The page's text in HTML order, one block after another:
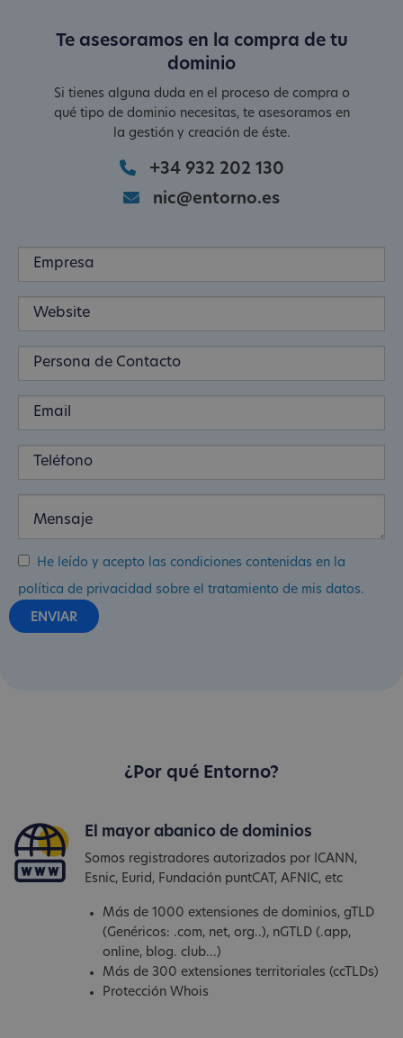
Te asesoramos en la compra de tu
dominio
Si tienes alguna duda en el proceso de compra o
qué tipo de dominio necesitas, te asesoramos en
la gestión y creación de éste.
+34 932 202 130
nic@entorno.es
He leído y acepto las condiciones contenidas en la
política de privacidad sobre el tratamiento de mis datos.
¿Por qué Entorno?
El mayor abanico de dominios
Somos registradores autorizados por ICANN,
Esnic, Eurid, Fundación puntCAT, AFNIC, etc
Más de 1000 extensiones de dominios, gTLD
(Genéricos: .com, net, org..), nGTLD (.app,
online, blog. club...)
Más de 300 extensiones territoriales (ccTLDs)
Protección Whois